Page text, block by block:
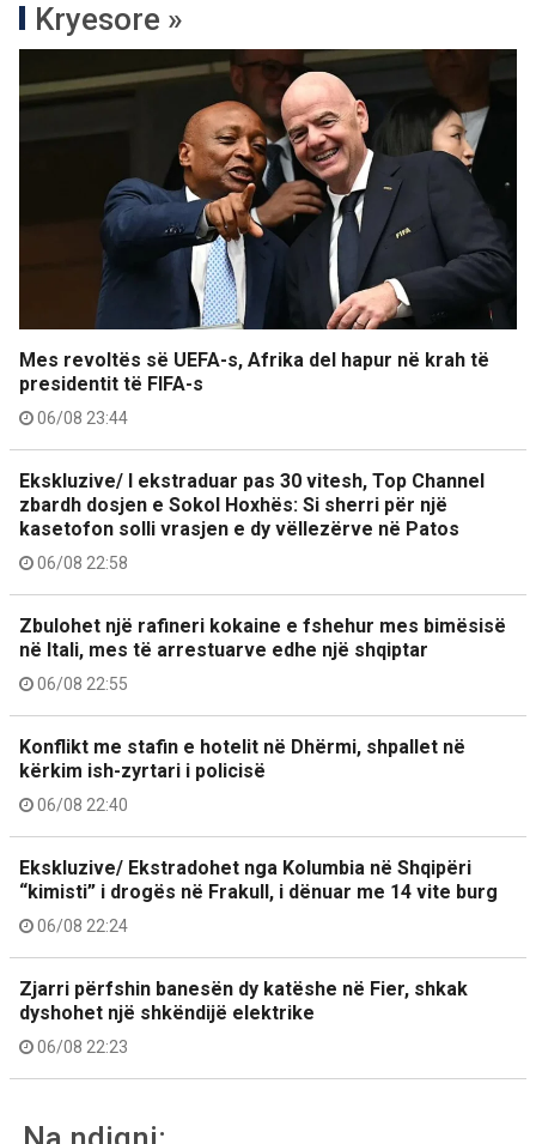
Kryesore »
Mes revoltës së UEFA-s, Afrika del hapur në krah të
presidentit të FIFA-s
06/08 23:44
Ekskluzive/ I ekstraduar pas 30 vitesh, Top Channel
zbardh dosjen e Sokol Hoxhës: Si sherri për një
kasetofon solli vrasjen e dy vëllezërve në Patos
06/08 22:58
Zbulohet një rafineri kokaine e fshehur mes bimësisë
në Itali, mes të arrestuarve edhe një shqiptar
06/08 22:55
Konflikt me stafin e hotelit në Dhërmi, shpallet në
kërkim ish-zyrtari i policisë
06/08 22:40
Ekskluzive/ Ekstradohet nga Kolumbia në Shqipëri
“kimisti” i drogës në Frakull, i dënuar me 14 vite burg
06/08 22:24
Zjarri përfshin banesën dy katëshe në Fier, shkak
dyshohet një shkëndijë elektrike
06/08 22:23